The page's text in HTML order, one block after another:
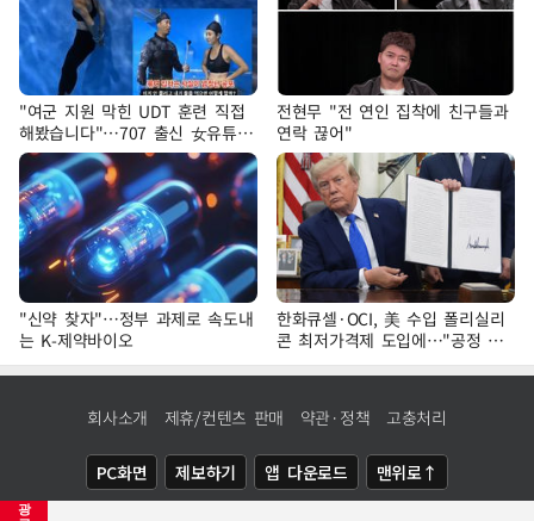
광
"여군 지원 막힌 UDT 훈련 직접
해봤습니다"…707 출신 女유튜버
'완벽 소화'
전현무 "전 연인 집착에 친구들과
연락 끊어"
"신약 찾자"…정부 과제로 속도내
는 K-제약바이오
한화큐셀·OCI, 美 수입 폴리실리
콘 최저가격제 도입에…"공정 경
쟁·수익성 개선 환영"
회사소개 제휴/컨텐츠 판매 약관·정책 고충처리
PC화면 제보하기 앱 다운로드 맨위로↑